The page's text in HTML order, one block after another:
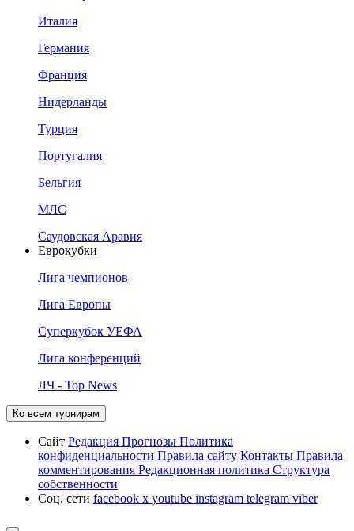
Италия
Германия
Франция
Нидерланды
Турция
Португалия
Бельгия
МЛС
Саудовская Аравия
Еврокубки
Лига чемпионов
Лига Европы
Суперкубок УЕФА
Лига конференций
ЛЧ - Top News
Ко всем турнирам
Сайт Редакция Прогнозы Политика
конфиденциальности Правила сайту Контакты Правила
комментирования Редакционная политика Структура
собственности
Соц. сети facebook x youtube instagram telegram viber